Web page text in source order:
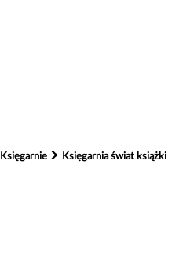
Księgarnie Księgarnia świat książki